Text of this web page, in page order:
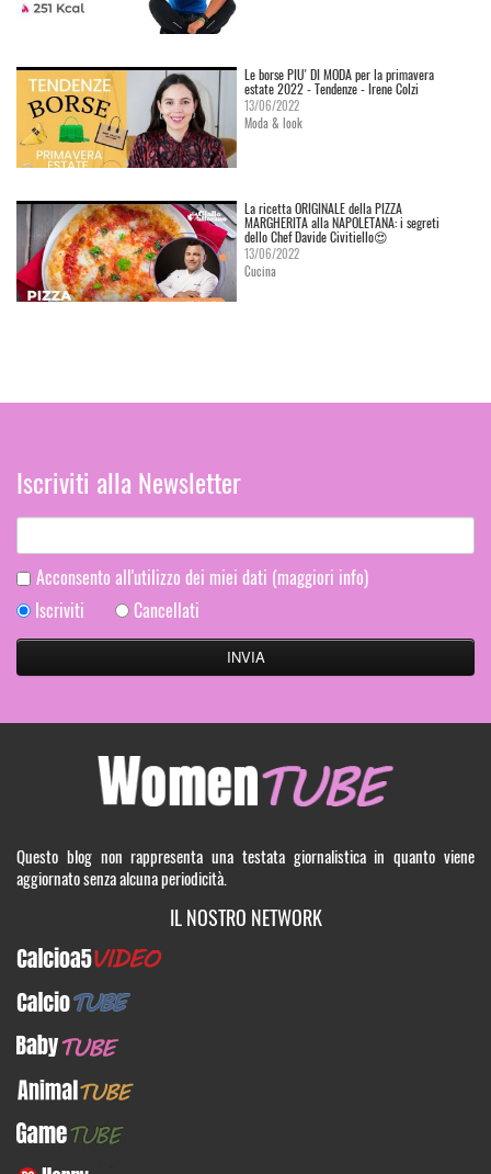
Le borse PIU' DI MODA per la primavera
estate 2022 - Tendenze - Irene Colzi
13/06/2022
Moda & look
La ricetta ORIGINALE della PIZZA
MARGHERITA alla NAPOLETANA: i segreti
dello Chef Davide Civitiello😍
13/06/2022
Cucina
Iscriviti alla Newsletter
Acconsento all'utilizzo dei miei dati (maggiori info)
Iscriviti
Cancellati
Questo blog non rappresenta una testata giornalistica in quanto viene
aggiornato senza alcuna periodicità.
IL NOSTRO NETWORK